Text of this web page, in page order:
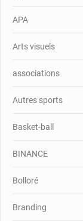
APA
Arts visuels
associations
Autres sports
Basket-ball
BINANCE
Bolloré
Branding